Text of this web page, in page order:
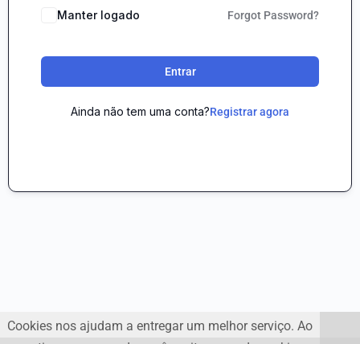
Manter logado Forgot Password?
Entrar
Ainda não tem uma conta?Registrar agora
Cookies nos ajudam a entregar um melhor serviço. Ao